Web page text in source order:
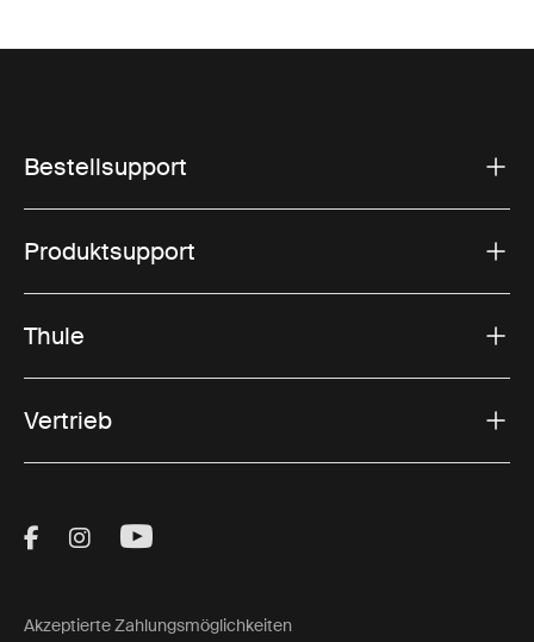
Bestellsupport
Produktsupport
Thule
Vertrieb
Visit Thule on Facebook (external link)
Visit Thule on Instagram (external link)
Visit Thule on Youtube (external
Akzeptierte Zahlungsmöglichkeiten